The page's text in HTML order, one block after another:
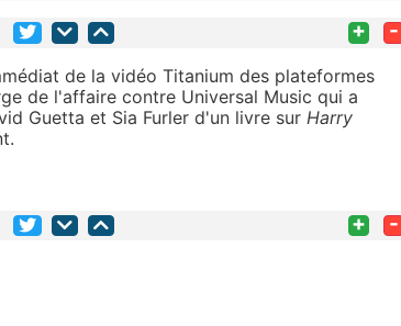
+ -
de la vidéo Titanium des plateformes
de l'affaire contre Universal Music qui a
Guetta et Sia Furler d'un livre sur Harry
+ -